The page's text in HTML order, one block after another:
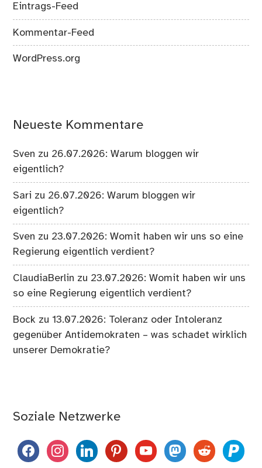
Eintrags-Feed
Kommentar-Feed
WordPress.org
Neueste Kommentare
Sven zu 26.07.2026: Warum bloggen wir
eigentlich?
Sari zu 26.07.2026: Warum bloggen wir
eigentlich?
Sven zu 23.07.2026: Womit haben wir uns so eine
Regierung eigentlich verdient?
ClaudiaBerlin zu 23.07.2026: Womit haben wir uns
so eine Regierung eigentlich verdient?
Bock zu13.07.2026: Toleranz oder Intoleranz
gegenüber Antidemokraten – was schadet wirklich
unserer Demokratie?
Soziale Netzwerke
facebookinstagramlinkedinpinterestyoutubemastodon
reddit paypal